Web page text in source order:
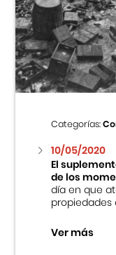
Categorías:
10/05/2020
El
de los
día en que
propiedades
Ver más